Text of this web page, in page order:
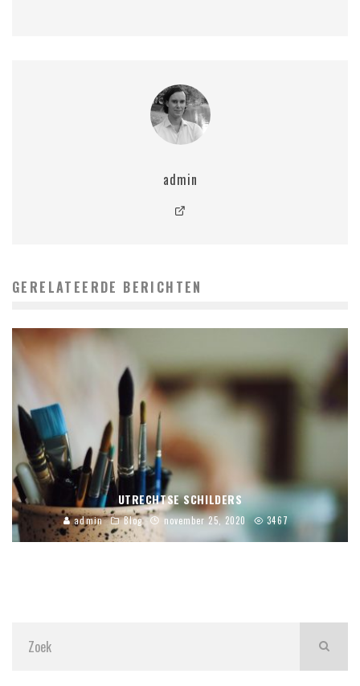
admin
GERELATEERDE BERICHTEN
UTRECHTSE SCHILDERS
admin Blog november 25, 2020 3467